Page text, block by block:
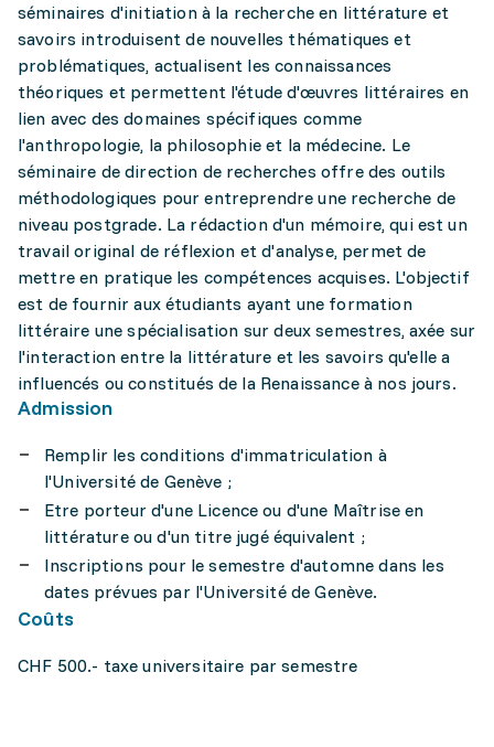
séminaires d'initiation à la recherche en littérature et
savoirs introduisent de nouvelles thématiques et
problématiques, actualisent les connaissances
théoriques et permettent l'étude d'œuvres littéraires en
lien avec des domaines spécifiques comme
l'anthropologie, la philosophie et la médecine. Le
séminaire de direction de recherches offre des outils
méthodologiques pour entreprendre une recherche de
niveau postgrade. La rédaction d'un mémoire, qui est un
travail original de réflexion et d'analyse, permet de
mettre en pratique les compétences acquises. L'objectif
est de fournir aux étudiants ayant une formation
littéraire une spécialisation sur deux semestres, axée sur
l'interaction entre la littérature et les savoirs qu'elle a
influencés ou constitués de la Renaissance à nos jours.
Admission
Remplir les conditions d'immatriculation à
l'Université de Genève ;
Etre porteur d'une Licence ou d'une Maîtrise en
littérature ou d'un titre jugé équivalent ;
Inscriptions pour le semestre d'automne dans les
dates prévues par l'Université de Genève.
Coûts
CHF 500.- taxe universitaire par semestre